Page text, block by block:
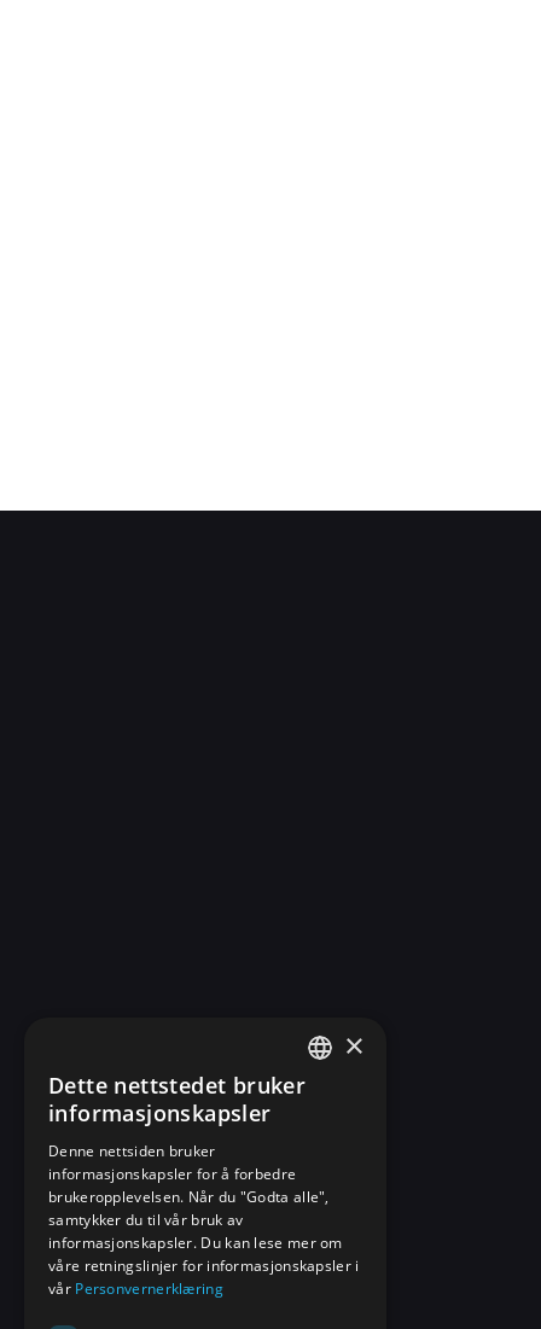
NORWEGIAN
×
Dette nettstedet bruker
informasjonskapsler
Denne nettsiden bruker
informasjonskapsler for å forbedre
brukeropplevelsen. Når du "Godta alle",
samtykker du til vår bruk av
informasjonskapsler. Du kan lese mer om
våre retningslinjer for informasjonskapsler i
vår Personvernerklæring